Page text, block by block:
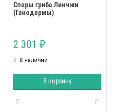
Споры гриба Линчжи
(Ганодермы)
2 301 ₽
В наличии
В корзину